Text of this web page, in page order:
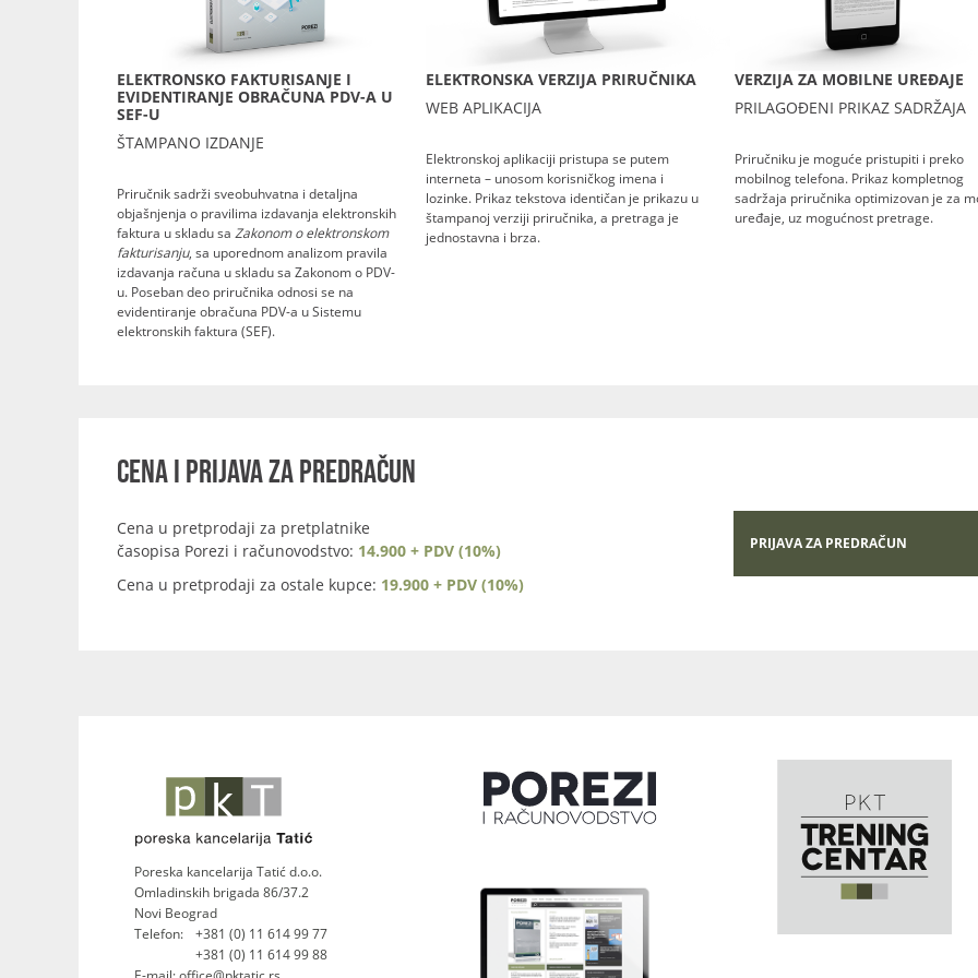
ELEKTRONSKO FAKTURISANJE I
EVIDENTIRANJE OBRAČUNA PDV-A U
SEF-U
ŠTAMPANO IZDANJE
Priručnik sadrži sveobuhvatna i detaljna
objašnjenja o pravilima izdavanja elektronskih
faktura u skladu sa Zakonom o elektronskom
fakturisanju, sa uporednom analizom pravila
izdavanja računa u skladu sa Zakonom o PDV-
u. Poseban deo priručnika odnosi se na
evidentiranje obračuna PDV-a u Sistemu
elektronskih faktura (SEF).
ELEKTRONSKA VERZIJA PRIRUČNIKA
WEB APLIKACIJA
Elektronskoj aplikaciji pristupa se putem
interneta – unosom korisničkog imena i
lozinke. Prikaz tekstova identičan je prikazu u
štampanoj verziji priručnika, a pretraga je
jednostavna i brza.
VERZIJA ZA MOBILNE UREĐAJE
PRILAGOĐENI PRIKAZ SADRŽAJA
Priručniku je moguće pristupiti i preko
mobilnog telefona. Prikaz kompletnog
sadržaja priručnika optimizovan je za
uređaje, uz mogućnost pretrage.
CENA I PRIJAVA ZA PREDRAČUN
Cena u pretprodaji za pretplatnike
časopisa Porezi i računovodstvo: 14.900 + PDV (10%)
Cena u pretprodaji za ostale kupce: 19.900 + PDV (10%)
PRIJAVA ZA PREDRAČUN
Poreska kancelarija Tatić d.o.o.
Omladinskih brigada 86/37.2
Novi Beograd
Telefon:
+381 (0) 11 614 99 77
+381 (0) 11 614 99 88